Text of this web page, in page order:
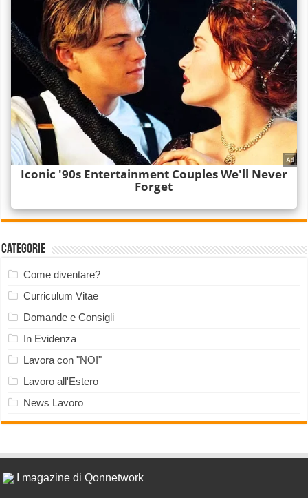
Categorie
Come diventare?
Curriculum Vitae
Domande e Consigli
In Evidenza
Lavora con "NOI"
Lavoro all'Estero
News Lavoro
I magazine di Qonnetwork